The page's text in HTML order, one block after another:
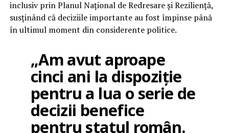
inclusiv prin Planul Național de Redresare și Reziliență,
susținând că deciziile importante au fost împinse până
în ultimul moment din considerente politice.
„Am avut aproape
cinci ani la dispoziție
pentru a lua o serie de
decizii benefice
pentru statul român.